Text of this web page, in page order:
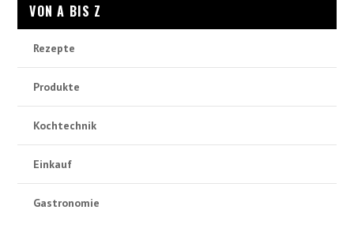
VON A BIS Z
Rezepte
Produkte
Kochtechnik
Einkauf
Gastronomie